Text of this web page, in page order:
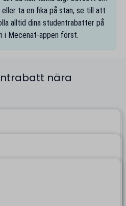
ta en fika på stan, se till att
alltid dina studentrabatter på
i Mecenat-appen först.
nära